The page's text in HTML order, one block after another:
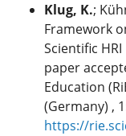
Klug, K.;
Framework
Scientific
paper
Education
(Germany) ,
https://